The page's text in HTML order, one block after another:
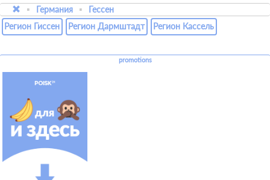
Германия
Гессен
Регион Гиссен
Регион Дармштадт Регион Кассель
promotions